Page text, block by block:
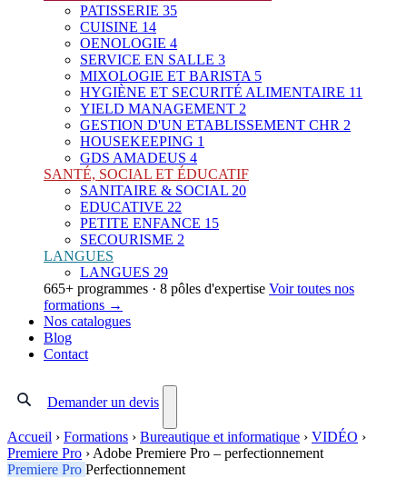
PATISSERIE 35
CUISINE 14
OENOLOGIE 4
SERVICE EN SALLE 3
MIXOLOGIE ET BARISTA 5
HYGIÈNE ET SECURITÉ ALIMENTAIRE 11
YIELD MANAGEMENT 2
GESTION D'UN ETABLISSEMENT CHR 2
HOUSEKEEPING 1
GDS AMADEUS 4
SANTÉ, SOCIAL ET ÉDUCATIF
SANITAIRE & SOCIAL 20
EDUCATIVE 22
PETITE ENFANCE 15
SECOURISME 2
LANGUES
LANGUES 29
665+ programmes · 8 pôles d'expertise Voir toutes nos
formations →
Nos catalogues
Blog
Contact
Demander un devis
Accueil › Formations › Bureautique et informatique › VIDÉO ›
Premiere Pro › Adobe Premiere Pro – perfectionnement
Premiere Pro Perfectionnement